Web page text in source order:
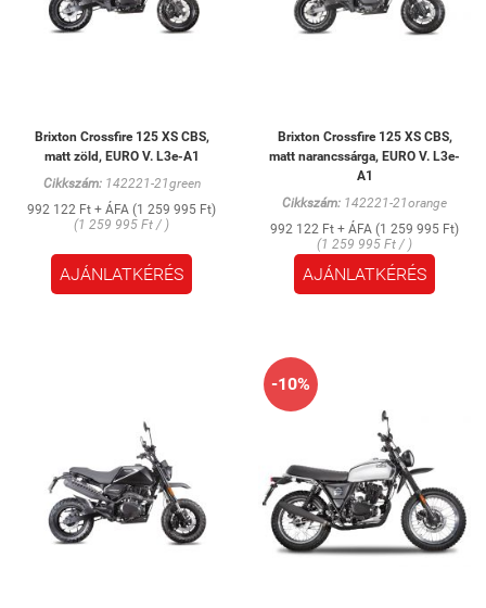
Brixton Crossfire 125 XS CBS,
matt zöld, EURO V. L3e-A1
Cikkszám:142221-21green
992 122 Ft + ÁFA (1 259 995 Ft)
(1 259 995 Ft / )
AJÁNLATKÉRÉS
Brixton Crossfire 125 XS CBS,
matt narancssárga, EURO V. L3e-
A1
Cikkszám: 142221-21orange
992 122 Ft + ÁFA (1 259 995 Ft)
(1 259 995 Ft / )
AJÁNLATKÉRÉS
-10%